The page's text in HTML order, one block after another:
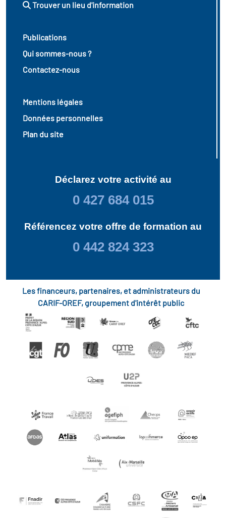
Trouver un lieu d'information
Publications
Qui sommes-nous ?
Contactez-nous
Mentions légales
Données personnelles
Plan du site
Déclarez votre activité au
0 427 684 015
Référencez votre offre de formation au
0 442 824 323
Les financeurs, partenaires, et administrateurs du
CARIF-OREF, groupement d'intérêt public